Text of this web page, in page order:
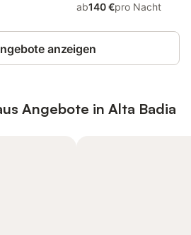
ab140 €pro Nacht
anzeigen
Angebote in Alta Badia